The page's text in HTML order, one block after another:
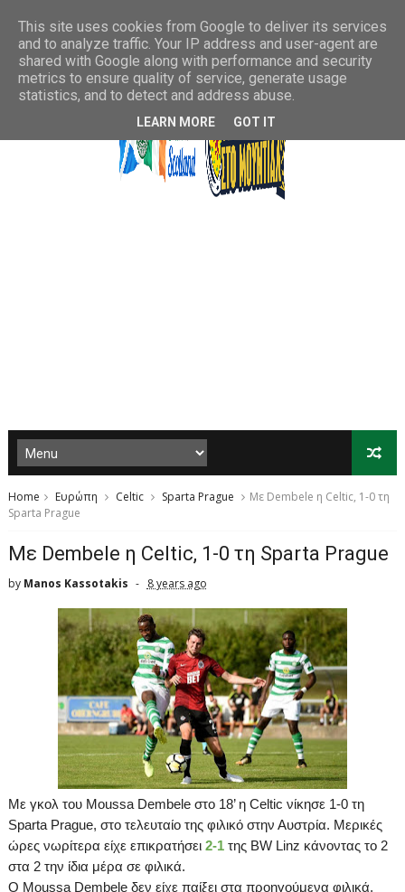
Home Ευρώπη Celtic Sparta Prague
Mε Dembele η Celtic, 1-0 τη
Sparta Prague
Mε Dembele η Celtic, 1-0 τη Sparta Prague
by Manos Kassotakis 8 years ago
Με γκολ του Moussa Dembele στο 18’ η Celtic νίκησε1-0 τη
Sparta Prague, στο τελευταίο της φιλικό στην Αυστρία. Μερικές
ώρες νωρίτερα είχε επικρατήσει 2-1 της BW Linz κάνοντας το 2
στα 2 την ίδια μέρα σε φιλικά.
Ο Moussa Dembele δεν είχε παίξει στα προηγούμενα φιλικά,
This site uses cookies from Google to deliver its services
and to analyze traffic. Your IP address and user-agent are
shared with Google along with performance and security
metrics to ensure quality of service, generate usage
statistics, and to detect and address abuse.
LEARN MORE GOT IT